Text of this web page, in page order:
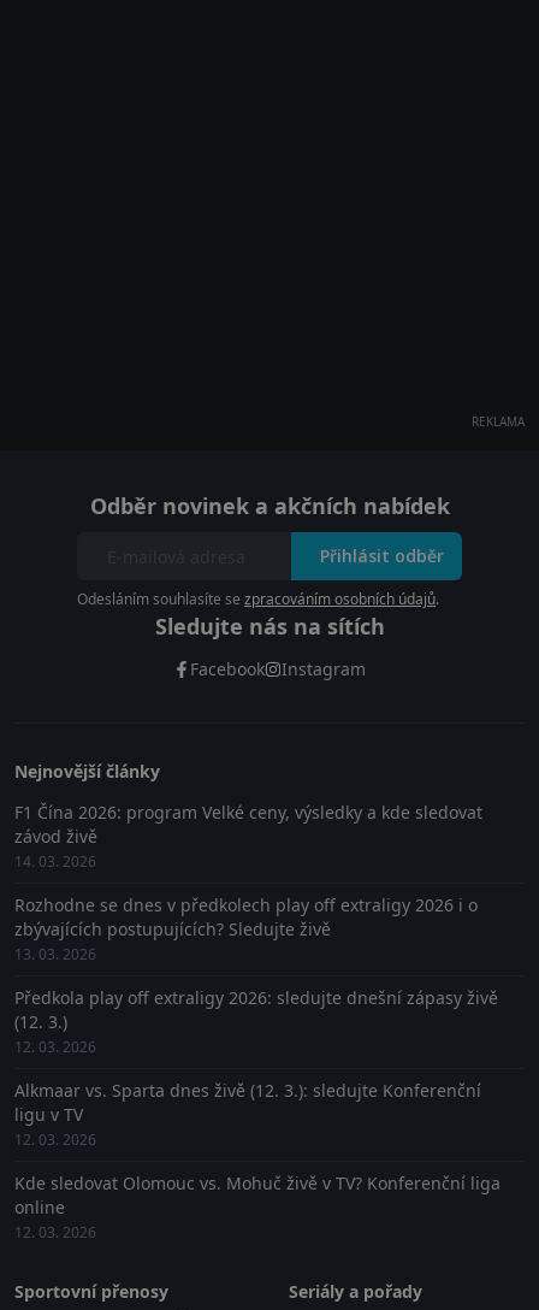
REKLAMA
Odběr novinek a akčních nabídek
Přihlásit odběr
Odesláním souhlasíte se zpracováním osobních údajů.
Sledujte nás na sítích
Facebook Instagram
Nejnovější články
F1 Čína 2026: program Velké ceny, výsledky a kde sledovat
závod živě
14. 03. 2026
Rozhodne se dnes v předkolech play off extraligy 2026 i o
zbývajících postupujících? Sledujte živě
13. 03. 2026
Předkola play off extraligy 2026: sledujte dnešní zápasy živě
(12. 3.)
12. 03. 2026
Alkmaar vs. Sparta dnes živě (12. 3.): sledujte Konferenční
ligu v TV
12. 03. 2026
Kde sledovat Olomouc vs. Mohuč živě v TV? Konferenční liga
online
12. 03. 2026
Sportovní přenosy
Seriály a pořady